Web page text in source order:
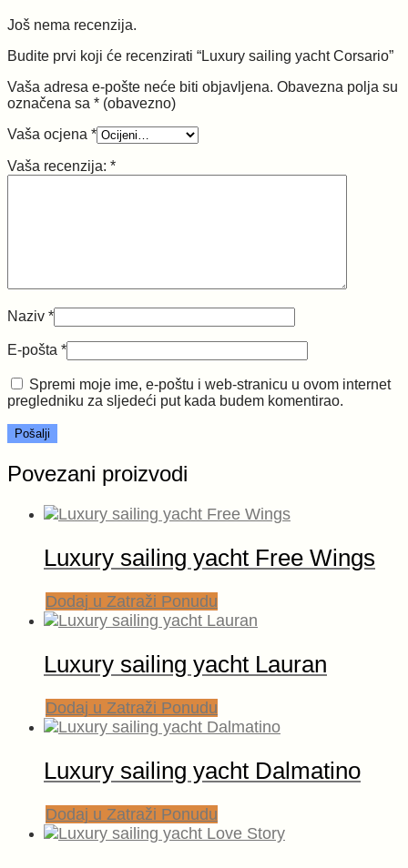
Još nema recenzija.
Budite prvi koji će recenzirati “Luxury sailing yacht Corsario”
Vaša adresa e-pošte neće biti objavljena. Obavezna polja su
označena sa * (obavezno)
Vaša ocjena *
Vaša recenzija: *
Naziv *
E-pošta *
Spremi moje ime, e-poštu i web-stranicu u ovom internet
pregledniku za sljedeći put kada budem komentirao.
Povezani proizvodi
Luxury sailing yacht Free Wings
Dodaj u Zatraži Ponudu
Luxury sailing yacht Lauran
Dodaj u Zatraži Ponudu
Luxury sailing yacht Dalmatino
Dodaj u Zatraži Ponudu